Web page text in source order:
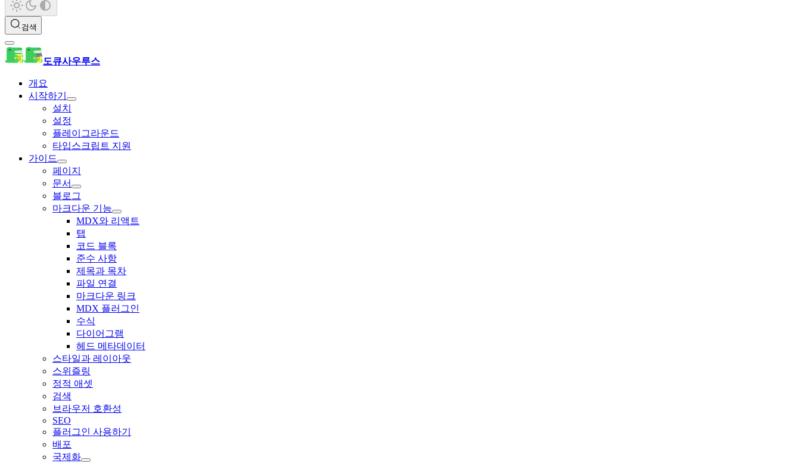
검색
도큐사우루스
개요
시작하기
설치
설정
플레이그라운드
타입스크립트 지원
가이드
페이지
문서
블로그
마크다운 기능
MDX와 리액트
탭
코드 블록
준수 사항
제목과 목차
파일 연결
마크다운 링크
MDX 플러그인
수식
다이어그램
헤드 메타데이터
스타일과 레이아웃
스위즐링
정적 애셋
검색
브라우저 호환성
SEO
플러그인 사용하기
배포
국제화